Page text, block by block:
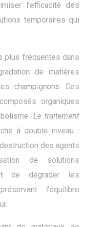
l’efficacité des
temporaires qui
plus fréquentes dans
de matières
champignons. Ces
organiques
Le traitement
à double niveau :
des agents
de solutions
de dégrader les
l’équilibre